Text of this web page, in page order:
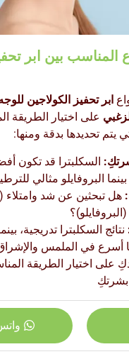
المناسب بين ابر
ابر تحفيز الكولاجين
على اختيار الطريقة
يتم تحديدها بدقة ومنها:
السكلبترا قد تكون
البروفايلو مثالي
هل تبحثين عن شد وامتلاء
نتائج السكلبترا تدريجية،
أسرع في الملمس
اختيار الطريقة